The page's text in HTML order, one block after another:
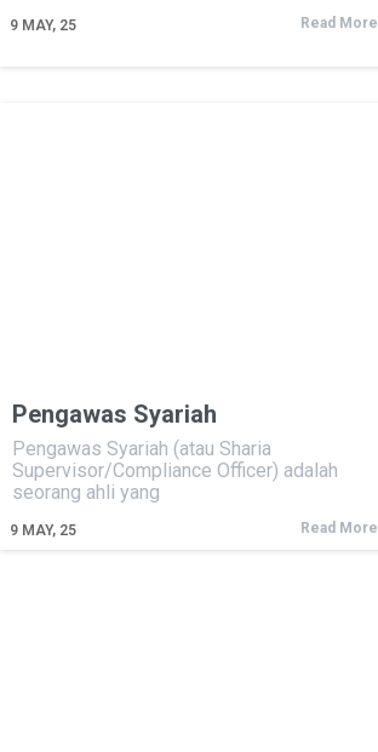
9 MAY, 25 Read More
Pengawas Syariah
9 MAY, 25
Pengawas Syariah (atau Sharia
Supervisor/Compliance Officer) adalah
seorang ahli yang
Read More